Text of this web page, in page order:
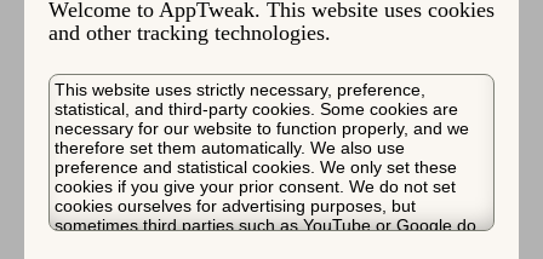
Welcome to AppTweak. This website uses cookies
and other tracking technologies.
This website uses strictly necessary, preference,
statistical, and third-party cookies. Some cookies are
necessary for our website to function properly, and we
therefore set them automatically. We also use
preference and statistical cookies. We only set these
cookies if you give your prior consent. We do not set
cookies ourselves for advertising purposes, but
sometimes third parties such as YouTube or Google do.
ローカライゼーションインサイト
スクリーンショットの翻訳
レポートの詳細：
増分分析
グローバル分析
チームワークの詳細